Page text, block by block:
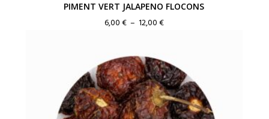
PIMENT VERT JALAPENO FLOCONS
6,00€ – 12,00€Plage
6,00 €
à
12,00 €